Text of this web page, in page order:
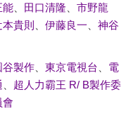
能、 田口清隆
市野龍
本貴則 伊藤良一
神谷
谷製作、 東京電視台
電
超人力霸王 R/ B製作委
會